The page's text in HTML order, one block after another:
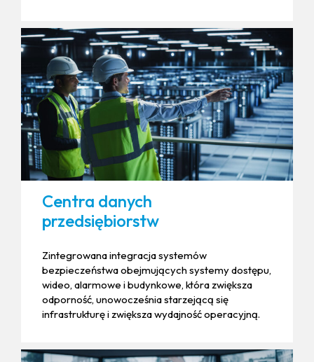
Centra danych
przedsiębiorstw
Zintegrowana integracja systemów
bezpieczeństwa obejmujących systemy dostępu,
wideo, alarmowe i budynkowe, która zwiększa
odporność, unowocześnia starzejącą się
infrastrukturę i zwiększa wydajność operacyjną.